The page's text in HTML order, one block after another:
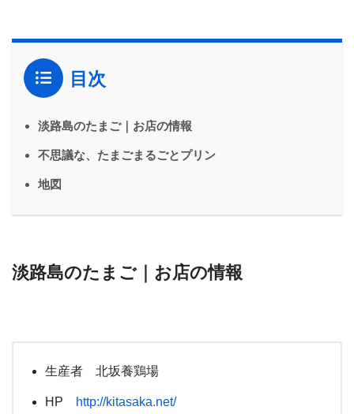
目次
淡路島のたまご｜お店の情報
不思議な、たまごまるごとプリン
地図
淡路島のたまご｜お店の情報
生産者 北坂養鶏場
HP http://kitasaka.net/